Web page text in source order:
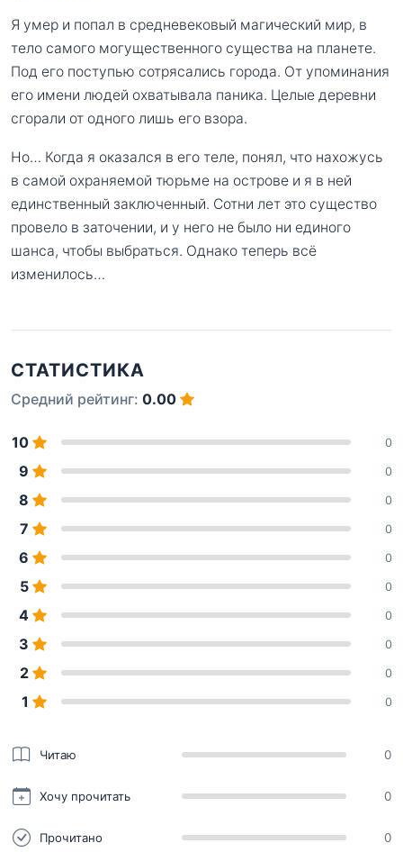
Я умер и попал в средневековый магический мир, в
тело самого могущественного существа на планете.
Под его поступью сотрясались города. От упоминания
его имени людей охватывала паника. Целые деревни
сгорали от одного лишь его взора.
Но… Когда я оказался в его теле, понял, что нахожусь
в самой охраняемой тюрьме на острове и я в ней
единственный заключенный. Сотни лет это существо
провело в заточении, и у него не было ни единого
шанса, чтобы выбраться. Однако теперь всё
изменилось…
СТАТИСТИКА
Средний рейтинг: 0.00
10 0
9 0
8 0
7 0
6 0
5 0
4 0
3 0
2 0
1 0
Читаю 0
Хочу прочитать 0
Прочитано 0